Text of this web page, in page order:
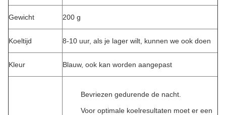
Gewicht 200 g
Koeltijd 8-10 uur, als je lager wilt, kunnen we ook doen
Kleur Blauw, ook kan worden aangepast
Bevriezen gedurende de nacht.
Voor optimale koelresultaten moet er een